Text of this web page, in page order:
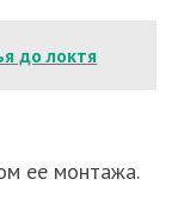
до локтя
ее монтажа.